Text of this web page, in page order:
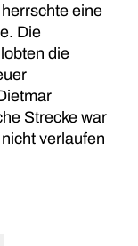
eine
Die
die
Strecke war
verlaufen